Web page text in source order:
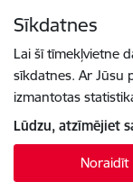
Sīkdatnes
Lai šī tīmekļvietne
sīkdatnes. Ar Jūsu
izmantotas
Lūdzu, atzīmējiet
Noraidīt